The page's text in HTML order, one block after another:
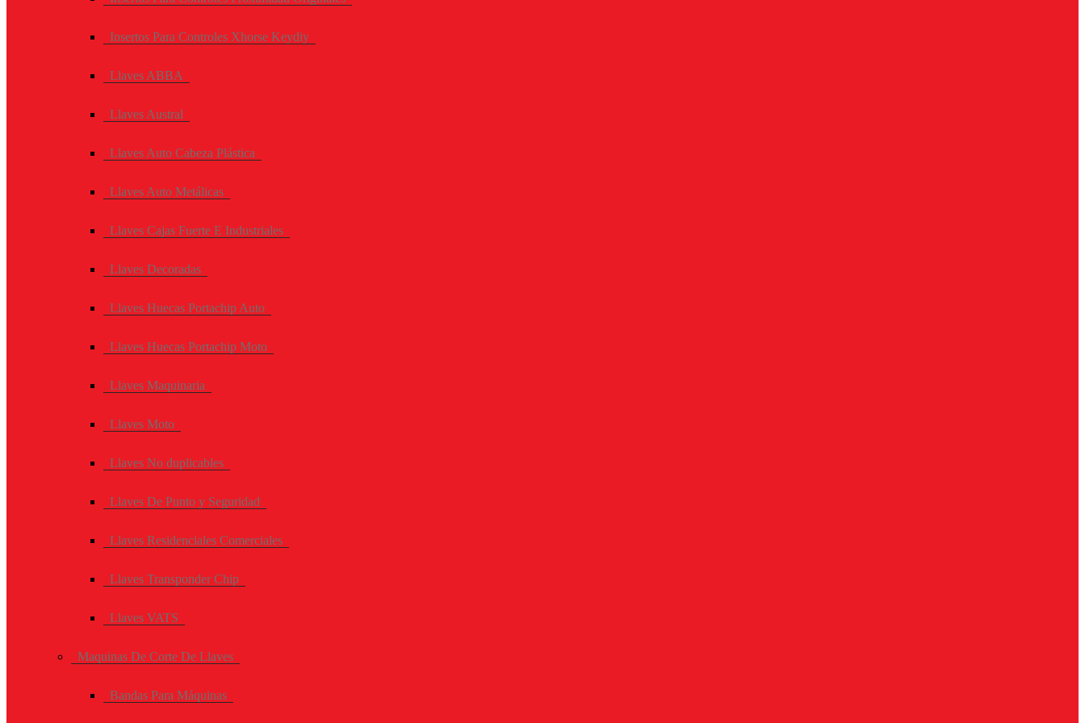
Insertos Para Controles Xhorse Keydiy
Llaves ABBA
Llaves Austral
Llaves Auto Cabeza Plástica
Llaves Auto Metálicas
Llaves Cajas Fuerte E Industriales
Llaves Decoradas
Llaves Huecas Portachip Auto
Llaves Huecas Portachip Moto
Llaves Maquinaria
Llaves Moto
Llaves No duplicables
Llaves De Punto y Seguridad
Llaves Residenciales Comerciales
Llaves Transponder Chip
Llaves VATS
Maquinas De Corte De Llaves
Bandas Para Máquinas